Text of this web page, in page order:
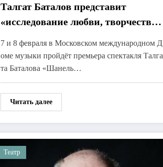
Талгат Баталов представит
«исследование любви, творчества
7 и 8 февраля в Московском международном Д
оме музыки пройдёт премьера спектакля Талга
та Баталова «Шанель…
Читать далее
Театр